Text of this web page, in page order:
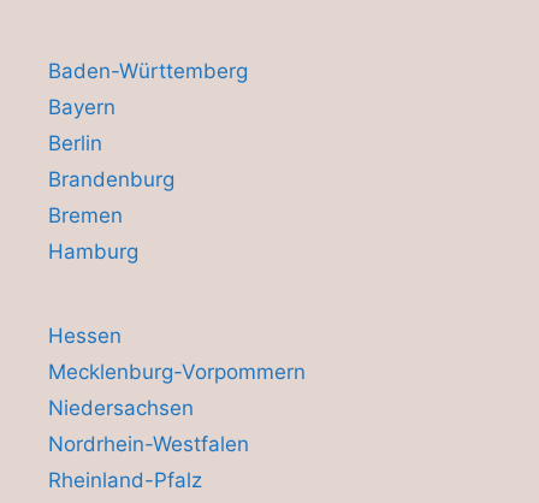
Baden-Württemberg
Bayern
Berlin
Brandenburg
Bremen
Hamburg
Hessen
Mecklenburg-Vorpommern
Niedersachsen
Nordrhein-Westfalen
Rheinland-Pfalz